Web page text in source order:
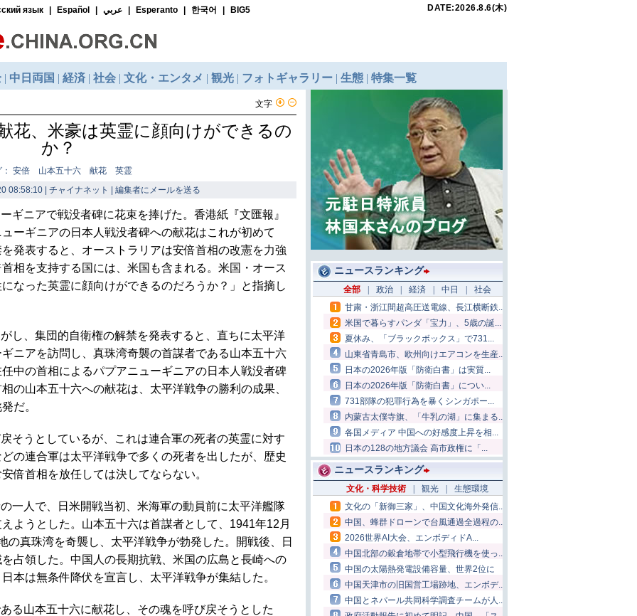
文字
花、米豪は英霊に顔向けができるの
か？
： 安倍 山本五十六 献花 英霊
08:58:10 | チャイナネット | 編集者にメールを送る
ギニアで戦没者碑に花束を捧げた。香港紙『文匯報』
ーギニアの日本人戦没者碑への献花はこれが初めて
発表すると、オーストラリアは安倍首相の改憲を力強
相を支持する国には、米国も含まれる。米国・オース
なった英霊に顔向けができるのだろうか？」と指摘し
し、集団的自衛権の解禁を発表すると、直ちに太平洋
ニアを訪問し、真珠湾奇襲の首謀者である山本五十六
中の首相によるパプアニューギニアの日本人戦没者碑
の山本五十六への献花は、太平洋戦争の勝利の成果、
だ。
そうとしているが、これは連合軍の死者の英霊に対す
の連合軍は太平洋戦争で多くの死者を出したが、歴史
倍首相を放任しては決してならない。
一人で、日米開戦当初、米海軍の動員前に太平洋艦隊
ようとした。山本五十六は首謀者として、1941年12月
の真珠湾を奇襲し、太平洋戦争が勃発した。開戦後、日
占領した。中国人の長期抗戦、米国の広島と長崎への
本は無条件降伏を宣言し、太平洋戦争が集結した。
る山本五十六に献花し、その魂を呼び戻そうとした